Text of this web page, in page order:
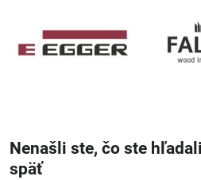
Nenašli ste, čo ste
späť